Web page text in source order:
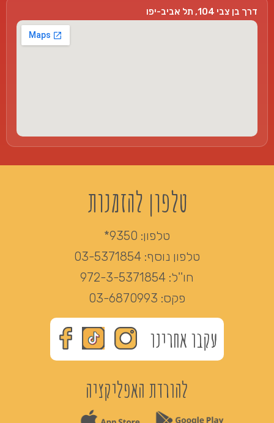
דרך בן צבי 104, תל אביב-יפו
טלפון להזמנות
טלפון: 9350*
טלפון נוסף: 03-5371854
חו''ל: 972-3-5371854
פקס: 03-6870993
עקבו אחרינו
להורדת האפליקציה